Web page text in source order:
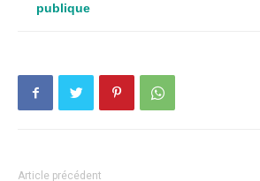
publique
Article précédent